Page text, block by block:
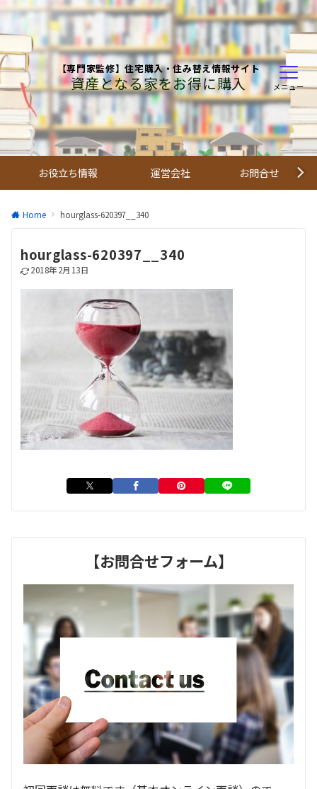
【専門家監修】住宅購入・住み替え情報サイト
資産となる家をお得に購入 メニュー
お役立ち情報 運営会社 お問合せ
Home hourglass-620397__340
hourglass-620397__340
2018年2月13日
【お問合せフォーム】